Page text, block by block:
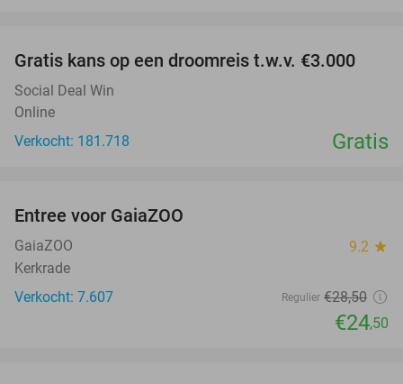
Gratis kans op een droomreis t.w.v. €3.000
Social Deal Win
Online
Verkocht: 181.718
Gratis
Entree voor GaiaZOO
GaiaZOO 9.2 star
Kerkrade
Verkocht: 7.607
Regulier €28,50
€24,50